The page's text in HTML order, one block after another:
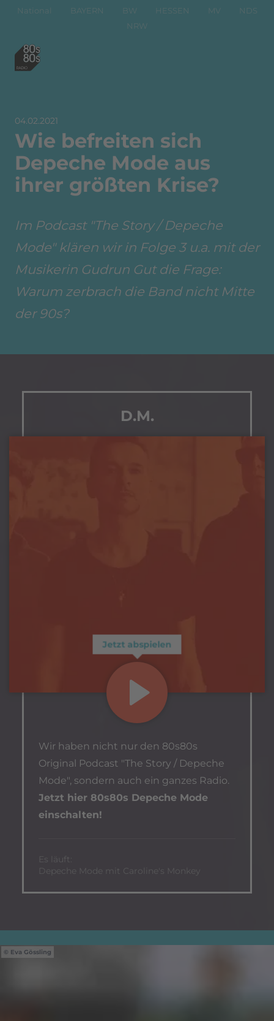
National BAYERN BW HESSEN MV
NDS
NRW
04.02.2021
Wie befreiten sich
Depeche Mode aus
ihrer größten Krise?
Im Podcast "The Story / Depeche
Mode" klären wir in Folge 3 u.a. mit der
Musikerin Gudrun Gut die Frage:
Warum zerbrach die Band nicht Mitte
der 90s?
D.M.
Jetzt abspielen
Wir haben nicht nur den 80s80s
Original Podcast "The Story / Depeche
Mode", sondern auch ein ganzes Radio.
Jetzt hier 80s80s Depeche Mode
einschalten!
Es läuft:
Depeche Mode mit Caroline's Monkey
Eva Gössling